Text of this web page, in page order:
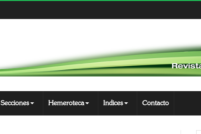
Secciones Hemeroteca Indices Contacto